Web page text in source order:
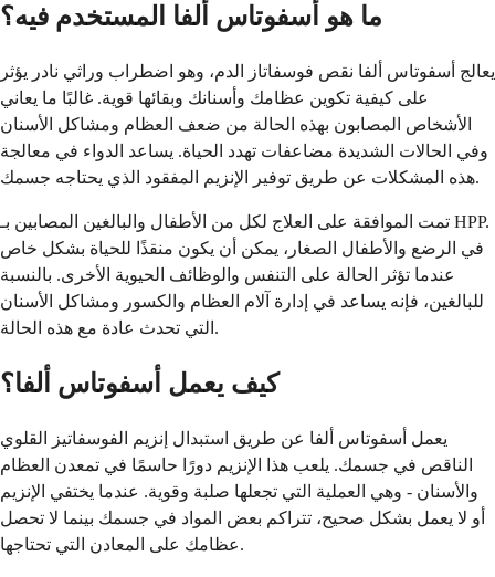
ما هو أسفوتاس ألفا المستخدم فيه؟
يعالج أسفوتاس ألفا نقص فوسفاتاز الدم، وهو اضطراب وراثي نادر يؤثر
على كيفية تكوين عظامك وأسنانك وبقائها قوية. غالبًا ما يعاني
الأشخاص المصابون بهذه الحالة من ضعف العظام ومشاكل الأسنان
وفي الحالات الشديدة مضاعفات تهدد الحياة. يساعد الدواء في معالجة
هذه المشكلات عن طريق توفير الإنزيم المفقود الذي يحتاجه جسمك.
تمت الموافقة على العلاج لكل من الأطفال والبالغين المصابين بـ HPP.
في الرضع والأطفال الصغار، يمكن أن يكون منقذًا للحياة بشكل خاص
عندما تؤثر الحالة على التنفس والوظائف الحيوية الأخرى. بالنسبة
للبالغين، فإنه يساعد في إدارة آلام العظام والكسور ومشاكل الأسنان
التي تحدث عادة مع هذه الحالة.
كيف يعمل أسفوتاس ألفا؟
يعمل أسفوتاس ألفا عن طريق استبدال إنزيم الفوسفاتيز القلوي
الناقص في جسمك. يلعب هذا الإنزيم دورًا حاسمًا في تمعدن العظام
والأسنان - وهي العملية التي تجعلها صلبة وقوية. عندما يختفي الإنزيم
أو لا يعمل بشكل صحيح، تتراكم بعض المواد في جسمك بينما لا تحصل
عظامك على المعادن التي تحتاجها.